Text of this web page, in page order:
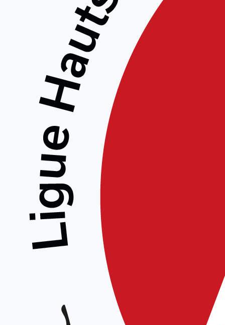
Aikicam Cercle des
Gymnase Gustave Charpentier
https://www.facebook.com/
Martiaux-dAmiens/